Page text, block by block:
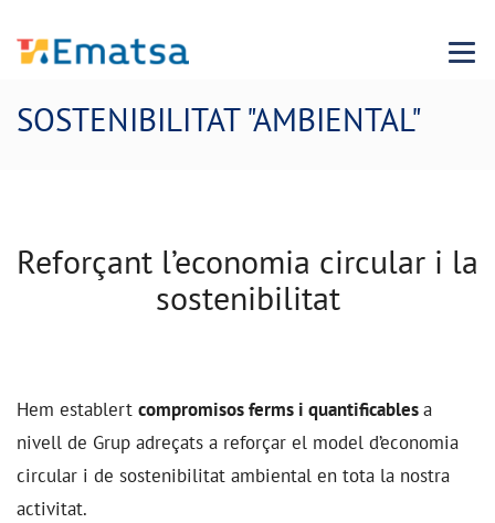
Menu
SOSTENIBILITAT "AMBIENTAL"
Reforçant l’economia circular i la
sostenibilitat
Hem establert compromisos ferms i quantificablesa
nivell de Grup adreçats a reforçar el model d’economia
circular i de sostenibilitat ambiental en tota la nostra
activitat.